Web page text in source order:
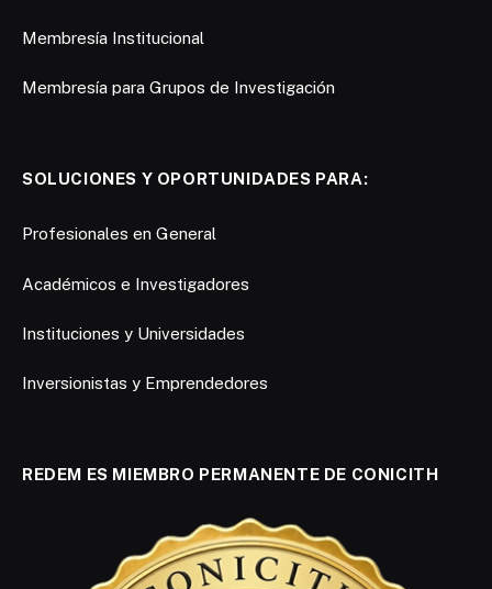
Membresía Institucional
Membresía para Grupos de Investigación
SOLUCIONES Y OPORTUNIDADES PARA:
Profesionales en General
Académicos e Investigadores
Instituciones y Universidades
Inversionistas y Emprendedores
REDEM ES MIEMBRO PERMANENTE DE CONICITH